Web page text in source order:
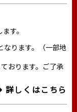
す。
なります。（一部地
おります。ご了承
詳しくはこちら